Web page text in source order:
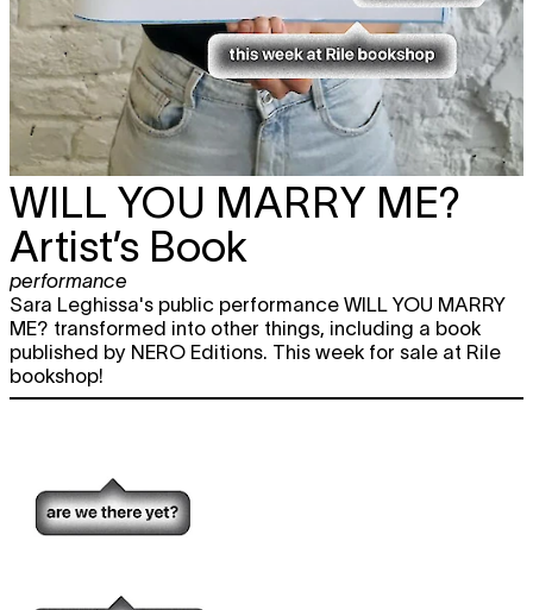
WILL YOU MARRY ME?
Artist’s Book
performance
Sara Leghissa's public performance WILL YOU MARRY
ME? transformed into other things, including a book
published by NERO Editions. This week for sale at Rile
bookshop!